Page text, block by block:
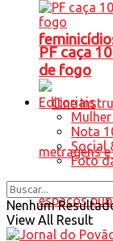
PF caça
de fogo
Editoriais
Nota
Social
Foto
Nenhum
View All Result